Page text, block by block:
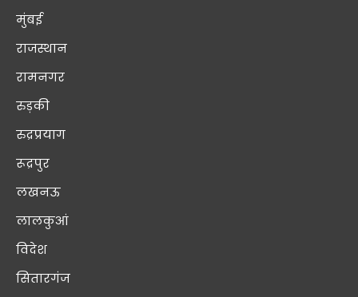
मुंबई
राजस्थान
रामनगर
रुड़की
रुद्रप्रयाग
रूद्रपुर
लखनऊ
लालकुआं
विदेश
सितारगंज